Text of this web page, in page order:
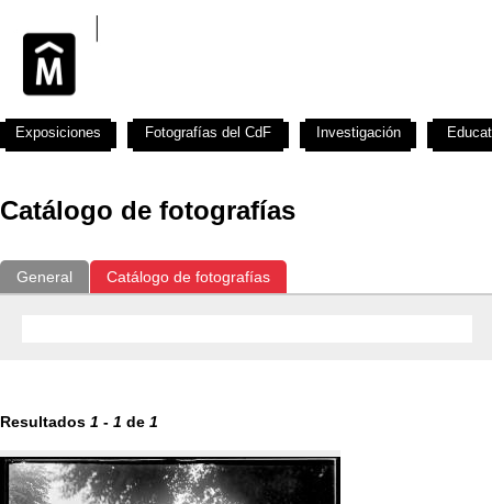
Catálogo de fotografías
General Catálogo de fotografías
Resultados 1 - 1 de 1
Exposiciones Fotografías del CdF Investigación